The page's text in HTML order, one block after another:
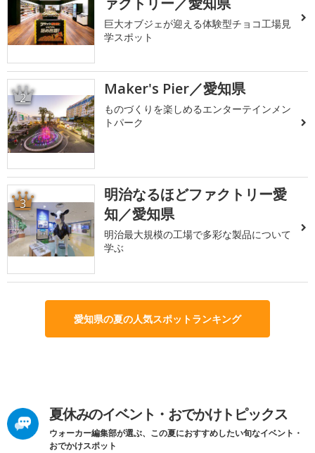
巨大オブジェが迎える体験型チョコ工場見
学スポット
2 Maker's Pier／愛知県
ものづくりを楽しめるエンターテインメン
トパーク
3
明治なるほどファクトリー愛
知／愛知県
明治最大規模の工場で多彩な製品について
学ぶ
愛知県の夏の人気スポットランキング
夏休みのイベント・おでかけトピックス
ウォーカー編集部が選ぶ、この夏におすすめしたい旬なイベント・
おでかけスポット